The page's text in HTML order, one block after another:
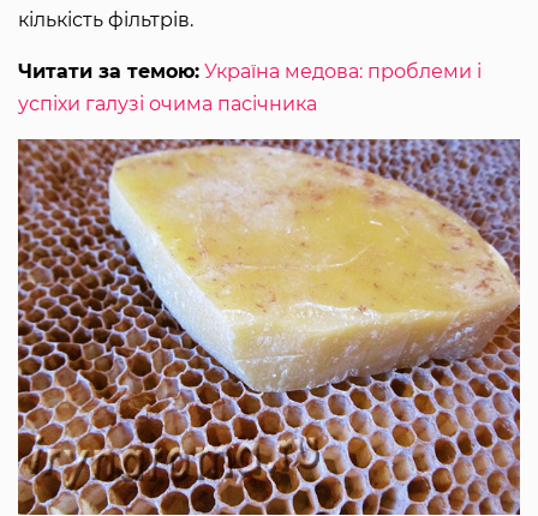
кількість фільтрів.
Читати за темою: Україна медова: проблеми і
успіхи галузі очима пасічника